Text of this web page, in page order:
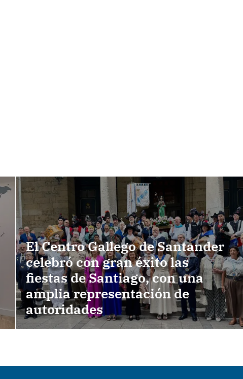
El Centro Gallego de Santander
celebró con gran éxito las
fiestas de Santiago, con una
amplia representación de
autoridades